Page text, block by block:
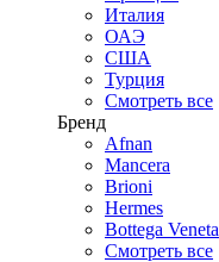
Италия
ОАЭ
США
Турция
Смотреть все
Бренд
Afnan
Mancera
Brioni
Hermes
Bottega Veneta
Смотреть все